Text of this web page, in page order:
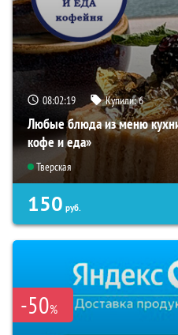
08:02:18 Купили:6
Любые блюда из меню
кофе и еда»
Тверская
150 руб.
-50%